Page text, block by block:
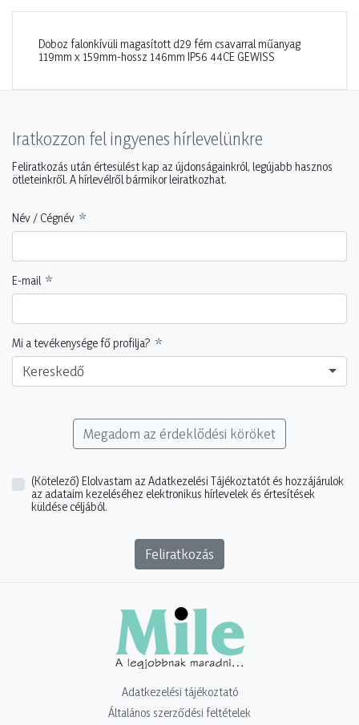
Doboz falonkívüli magasított d29 fém csavarral műanyag
119mm x 159mm-hossz 146mm IP56 44CE GEWISS
Iratkozzon fel ingyenes hírlevelünkre
Feliratkozás után értesülést kap az újdonságainkról, legújabb hasznos
ötleteinkről. A hírlevélről bármikor leiratkozhat.
Név / Cégnév
E-mail
Mi a tevékenysége fő profilja?
Kereskedő
Megadom az érdeklődési köröket
(Kötelező) Elolvastam az Adatkezelési Tájékoztatót és hozzájárulok
az adataim kezeléséhez elektronikus hírlevelek és értesítések
küldése céljából.
Feliratkozás
Adatkezelési tájékoztató
Általános szerződési feltételek